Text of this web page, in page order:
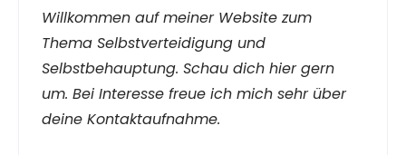
Willkommen auf meiner Website zum
Thema Selbstverteidigung und
Selbstbehauptung. Schau dich hier gern
um. Bei Interesse freue ich mich sehr über
deine Kontaktaufnahme.